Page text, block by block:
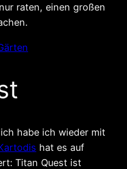
raten, einen großen
habe ich wieder mit
hat es auf
Titan Quest ist